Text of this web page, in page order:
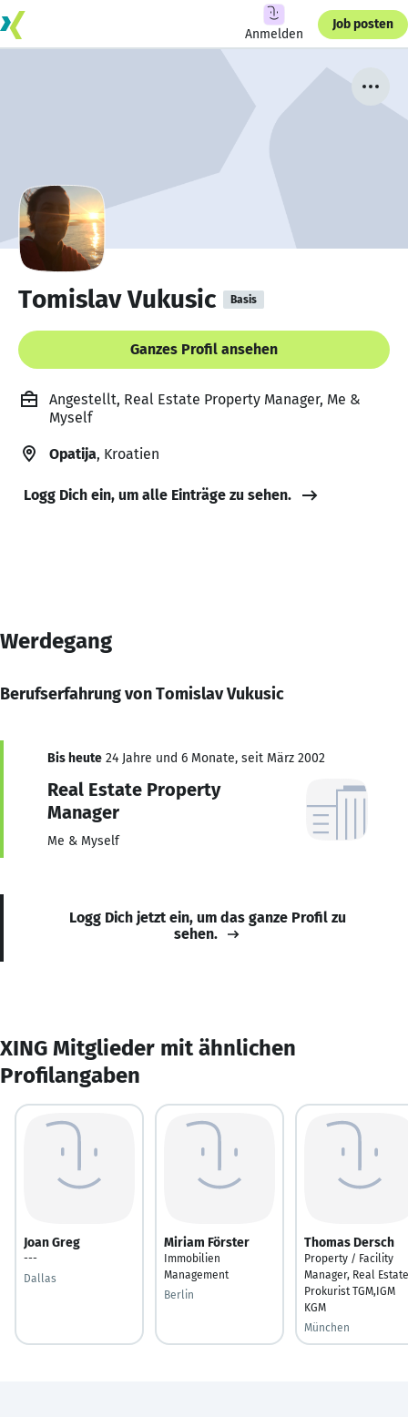
Anmelden
Job posten
Tomislav Vukusic Basis
Ganzes Profil ansehen
Angestellt, Real Estate Property Manager, Me &
Myself
Opatija, Kroatien
Logg Dich ein, um alle Einträge zu sehen.
Werdegang
Berufserfahrung von Tomislav Vukusic
Bis heute 24 Jahre und 6 Monate, seit März 2002
Real Estate Property
Manager
Me & Myself
Logg Dich jetzt ein, um das ganze Profil zu
sehen.
XING Mitglieder mit ähnlichen
Profilangaben
Joan Greg
---
Dallas
Miriam Förster
Immobilien
Management
Berlin
Thomas Dersch
Property / Facility
Manager, Real
Prokurist TGM,IGM
KGM
München